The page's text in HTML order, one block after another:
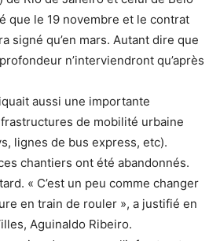
que le 19 novembre et le contrat
signé qu’en mars. Autant dire que
n’interviendront qu’après
aussi une importante
de mobilité urbaine
lignes de bus express, etc).
chantiers ont été abandonnés.
« C’est un peu comme changer
en train de rouler », a justifié en
Aguinaldo Ribeiro.